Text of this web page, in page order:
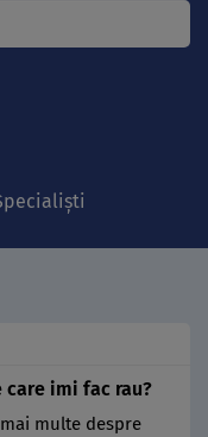
care imi fac rau?
multe despre